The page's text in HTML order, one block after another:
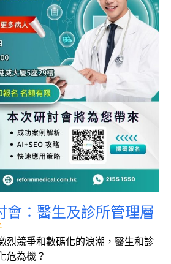
會：醫生及診所管理層
烈競爭和數碼化的浪潮，醫生和診
危為機？